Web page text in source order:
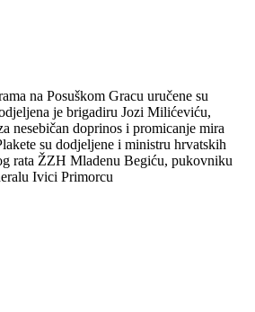
na Posuškom Gracu uručene su
je brigadiru Jozi Milićeviću,
nesebičan doprinos i promicanje mira
su dodjeljene i ministru hrvatskih
rata ŽZH Mladenu Begiću, pukovniku
Ivici Primorcu